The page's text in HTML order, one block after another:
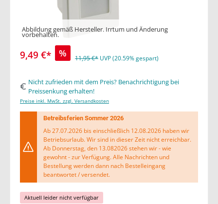
Abbildung gemäß Hersteller. Irrtum und Änderung
vorbehalten.
9,49 €* % 11,95 €* UVP (20.59% gespart)
Nicht zufrieden mit dem Preis? Benachrichtigung bei
Preissenkung erhalten!
Preise inkl. MwSt. zzgl. Versandkosten
Betreibsferien Sommer 2026
Ab 27.07.2026 bis einschließlich 12.08.2026 haben wir
Betriebsurlaub. Wir sind in dieser Zeit nicht erreichbar.
Ab Donnerstag, den 13.082026 stehen wir - wie
gewohnt - zur Verfügung. Alle Nachrichten und
Bestellung werden dann nach Bestelleingang
beantwortet / versendet.
Aktuell leider nicht verfügbar